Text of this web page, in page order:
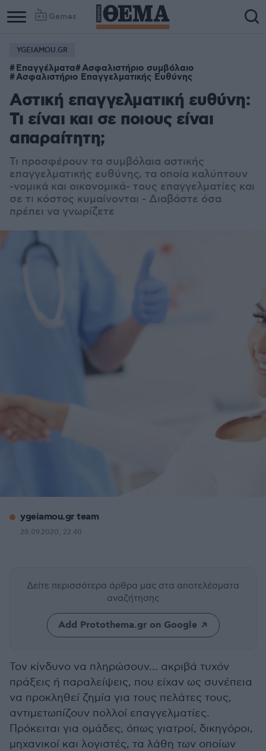
Games
YGEIAMOU.GR
Επαγγέλματα Ασφαλιστήριο συμβόλαιο
Ασφαλιστήριο Επαγγελματικής Ευθύνης
Αστική επαγγελματική ευθύνη:
Τι είναι και σε ποιους είναι
απαραίτητη;
Τι προσφέρουν τα συμβόλαια αστικής
επαγγελματικής ευθύνης, τα οποία καλύπτουν
-νομικά και οικονομικά- τους επαγγελματίες και
σε τι κόστος κυμαίνονται - Διαβάστε όσα
πρέπει να γνωρίζετε
ygeiamou.gr team
28.09.2020, 22:40
Δείτε περισσότερα άρθρα μας στα αποτελέσματα
αναζήτησης
Add Protothema.gr on Google
Τον κίνδυνο να πληρώσουν… ακριβά τυχόν
πράξεις ή παραλείψεις, που είχαν ως συνέπεια
να προκληθεί ζημία για τους πελάτες τους,
αντιμετωπίζουν πολλοί επαγγελματίες.
Πρόκειται για ομάδες, όπως γιατροί, δικηγόροι,
μηχανικοί και λογιστές, τα λάθη των οποίων